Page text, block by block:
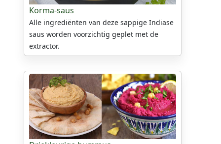
Korma-saus
Alle ingrediënten van deze sappige Indiase
saus worden voorzichtig geplet met de
extractor.